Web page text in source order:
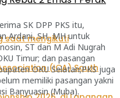
SK DPP PKS itu,
Ardani, SH, MH untuk
ST dan M Adi Nugrah
Timur; dan pasangan
OKU Selatan;PKS juga
memiliki pasangan yakni
Banyuasin (Muba).